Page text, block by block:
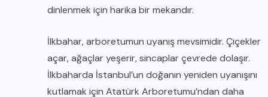
dinlenmek için harika bir mekandır.
İlkbahar, arboretumun uyanış mevsimidir. Çiçekler
açar, ağaçlar yeşerir, sincaplar çevrede dolaşır.
İlkbaharda İstanbul’un doğanın yeniden uyanışını
kutlamak için Atatürk Arboretumu’ndan daha